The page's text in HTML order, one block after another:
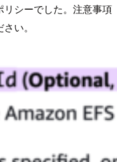
リシーでした。注意事項
い。